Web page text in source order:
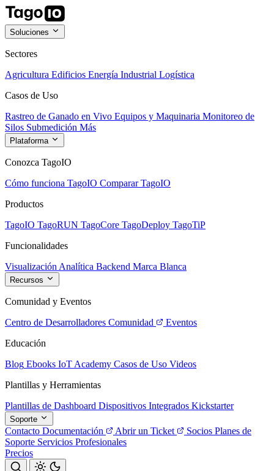
Soluciones
Sectores
Agricultura Edificios Energía Industrial Logística
Casos de Uso
Rastreo de Ganado en Vivo Equipos y Maquinaria Monitoreo de
Silos Submedición Más
Plataforma
Conozca TagoIO
Cómo funciona TagoIO Comparar TagoIO
Productos
TagoIO TagoRUN TagoCore TagoDeploy TagoTiP
Funcionalidades
Visualización Analítica Backend Marca Blanca
Recursos
Comunidad y Eventos
Centro de Desarrolladores Comunidad
Eventos
Educación
Blog Ebooks IoT Academy Casos de Uso Videos
Plantillas y Herramientas
Plantillas de Dashboard Dispositivos Integrados Kickstarter
Soporte
Contacto Documentación Abrir un Ticket Socios Planes de
Soporte Servicios Profesionales
Precios